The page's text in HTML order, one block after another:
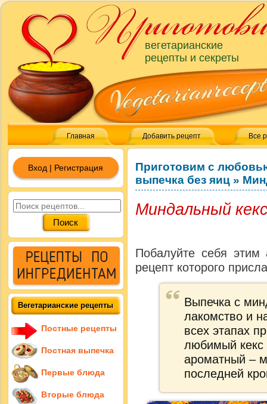
вегетарианские
рецепты и секреты
Главная Добавить рецепт Все
Приготовим с
выпечка без яиц »
Миндальный
Побалуйте себя
рецепт которого
Выпечка с
лакомство и
всех этапах
любимый кекс
ароматный –
последней
Вход | Регистрация
Вегетарианские рецепты
Постные рецепты
Постная выпечка
Первые блюда
Вторые блюда